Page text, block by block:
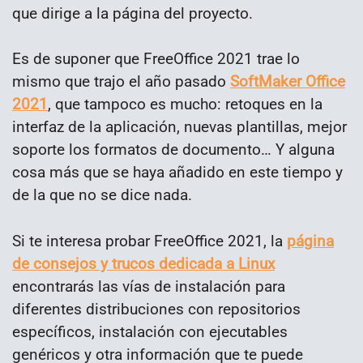
que dirige a la página del proyecto.
Es de suponer que FreeOffice 2021 trae lo
mismo que trajo el año pasado SoftMaker Office
2021 , que tampoco es mucho: retoques en la
interfaz de la aplicación, nuevas plantillas, mejor
soporte los formatos de documento… Y alguna
cosa más que se haya añadido en este tiempo y
de la que no se dice nada.
Si te interesa probar FreeOffice 2021, la página
de consejos y trucos dedicada a Linux
encontrarás las vías de instalación para
diferentes distribuciones con repositorios
específicos, instalación con ejecutables
genéricos y otra información que te puede